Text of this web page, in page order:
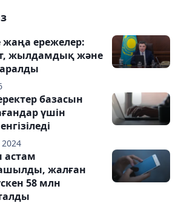
жаңа ережелер:
жылдамдық және
базасын
үшін
астам
жалған
58 млн